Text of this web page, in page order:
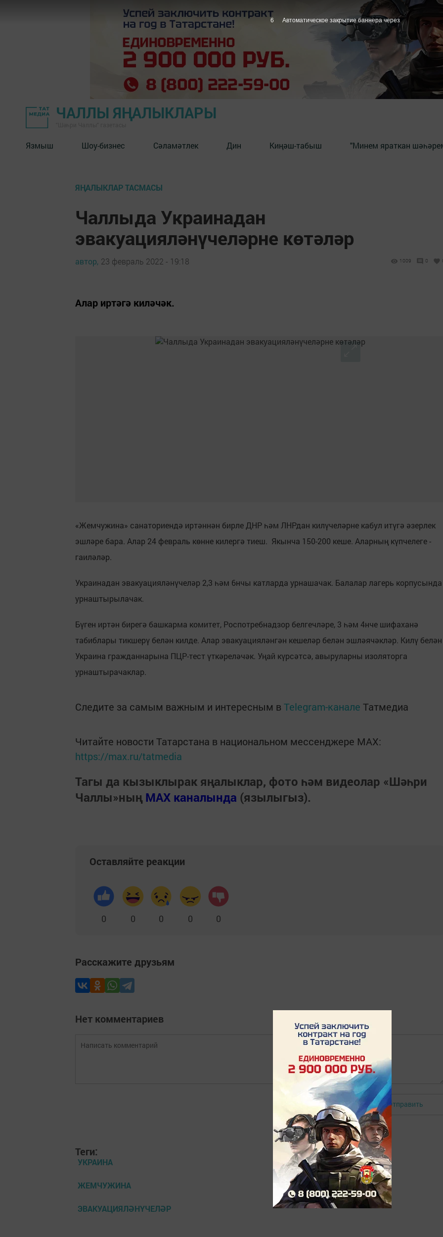
ЧАЛЛЫ ЯҢАЛЫКЛАРЫ
Язмыш Шоу-бизнес Сәламәтлек Дин Киңәш-табыш "Минем яраткан
ЯҢАЛЫКЛАР ТАСМАСЫ
Чаллыда Украинадан
эвакуацияләнүчеләрне көтәләр
автор, 23 февраль 2022 - 19:18 1009 0
Алар иртәгә киләчәк.
«Жемчужина» санаториендә иртәннән бирле ДНР һәм ЛНРдан килүчеләрне кабул итүгә әзерлек
эшләре бара. Алар 24 февраль көнне килергә тиеш. Якынча 150-200 кеше. Аларның күпчелеге -
гаиләләр.
Украинадан эвакуацияләнүчеләр 2,3 һәм 6нчы катларда урнашачак. Балалар лагерь корпусында
урнаштырылачак.
Бүген иртән бирегә башкарма комитет, Роспотребнадзор белгечләре, 3 һәм 4нче шифаханә
табиблары тикшерү белән килде. Алар эвакуацияләнгән кешеләр белән эшләячәкләр. Килү белән
Украина гражданнарына ПЦР-тест үткәреләчәк. Уңай күрсәтсә, авыруларны изоляторга
урнаштырачаклар.
Следите за самым важным и интересным в Telegram-канале Татмедиа
Читайте новости Татарстана в национальном мессенджере MАХ:
https://max.ru/tatmedia
Тагы да кызыклырак яңалыклар, фото һәм видеолар «Шәһри
Чаллы»ның MAX каналында (язылыгыз).
Оставляйте реакции
0 0 0 0 0
Расскажите друзьям
Нет комментариев
Авторизоваться Отправить
Теги:
УКРАИНА
ЖЕМЧУЖИНА
ЭВАКУАЦИЯЛӘНҮЧЕЛӘР
5 Автоматическое закрытие баннера через